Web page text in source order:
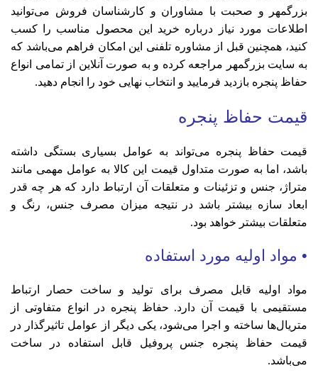
بزرگمهر و صحبت با مشاوران و کارشناسان فروش می‌توانید
اطلاعات مورد نیاز درباره خرید این محصول مناسب را کسب
کنید، همچنین قبل از مشاوره تلفنی این امکان فراهم می‌باشد که
به سایت بزرگمهر مراجعه کرده و به صورت آنلاین از تمامی انواع
حفاظ پنجره بازدید فرمایید و انتخاب نهایی خود را انجام دهید.
قیمت حفاظ پنجره
قیمت حفاظ پنجره می‌تواند به عوامل بسیاری بستگی داشته
باشد، اما به صورت متداول قیمت این کالا به عوامل مهمی مانند
متراژ، جنس و تزئینات و متعلقات آن ارتباط دارد که هر چه قدر
ابعاد سازه بیشتر باشد در نتیجه میزان مصرف جنس، رنگ و
متعلقات بیشتر خواهد بود.
• مواد اولیه مورد استفاده
مواد اولیه قابل مصرف برای تولید و ساخت حصار ارتباط
مستقیمی با قیمت آن دارد. حفاظ پنجره در انواع متفاوتی از
متریال‌ها ساخته و اجرا می‌شود، یکی دیگر از عوامل تاثیرگذار در
قیمت حفاظ پنجره جنس پروفیل قابل استفاده در ساخت
می‌باشد.